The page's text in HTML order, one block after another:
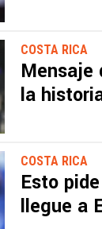
COSTA RICA
Mensaje
la
COSTA RICA
Esto
llegue a